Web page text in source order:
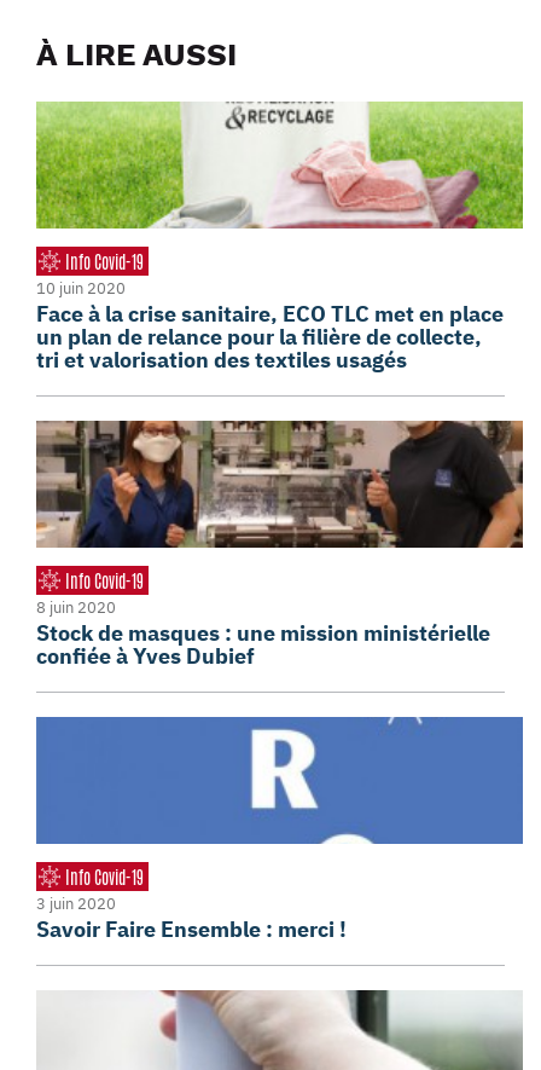
À LIRE AUSSI
Info Covid-19
10 juin 2020
Face à la crise sanitaire, ECO TLC met en place
un plan de relance pour la filière de collecte,
tri et valorisation des textiles usagés
Info Covid-19
8 juin 2020
Stock de masques : une mission ministérielle
confiée à Yves Dubief
Info Covid-19
3 juin 2020
Savoir Faire Ensemble : merci !